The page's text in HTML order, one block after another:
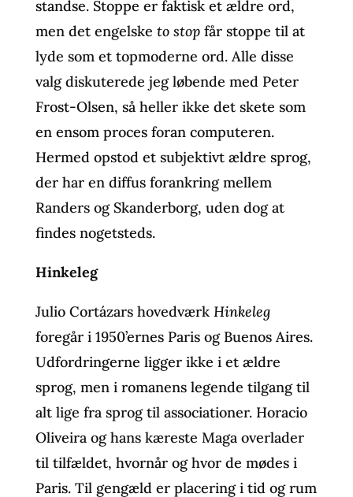
standse. Stoppe er faktisk et ældre ord,
men det engelske to stopfår stoppe til at
lyde som et topmoderne ord. Alle disse
valg diskuterede jeg løbende med Peter
Frost-Olsen, så heller ikke det skete som
en ensom proces foran computeren.
Hermed opstod et subjektivt ældre sprog,
der har en diffus forankring mellem
Randers og Skanderborg, uden dog at
findes nogetsteds.
Hinkeleg
Julio Cortázars hovedværk Hinkeleg
foregår i 1950’ernes Paris og Buenos Aires.
Udfordringerne ligger ikke i et ældre
sprog, men i romanens legende tilgang til
alt lige fra sprog til associationer. Horacio
Oliveira og hans kæreste Maga overlader
til tilfældet, hvornår og hvor de mødes i
Paris. Til gengæld er placering i tid og rum